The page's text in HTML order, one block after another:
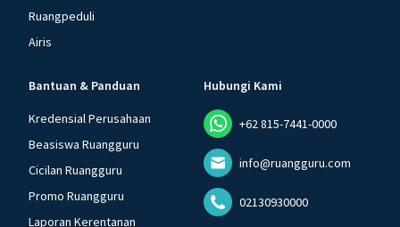
Ruangpeduli
Airis
Bantuan & Panduan
Kredensial Perusahaan
Beasiswa Ruangguru
Cicilan Ruangguru
Promo Ruangguru
Laporan Kerentanan
Hubungi Kami
+62 815-7441-0000
info@ruangguru.com
02130930000